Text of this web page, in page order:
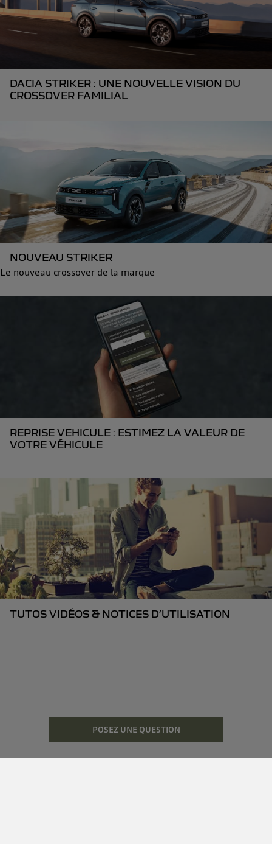
DACIA STRIKER : UNE NOUVELLE VISION DU
CROSSOVER FAMILIAL
NOUVEAU STRIKER
Le nouveau crossover de la marque
REPRISE VEHICULE : ESTIMEZ LA VALEUR DE
VOTRE VÉHICULE
TUTOS VIDÉOS & NOTICES D’UTILISATION
POSEZ UNE QUESTION